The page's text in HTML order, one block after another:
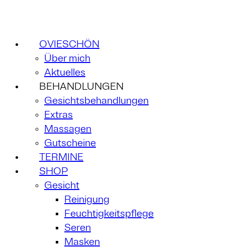
OVIESCHÖN
Über mich
Aktuelles
BEHANDLUNGEN
Gesichtsbehandlungen
Extras
Massagen
Gutscheine
TERMINE
SHOP
Gesicht
Reinigung
Feuchtigkeitspflege
Seren
Masken